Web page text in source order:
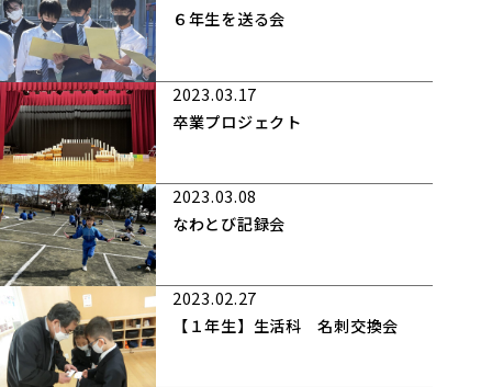
６年生を送る会
2023.03.17
卒業プロジェクト
2023.03.08
なわとび記録会
2023.02.27
【１年生】生活科 名刺交換会